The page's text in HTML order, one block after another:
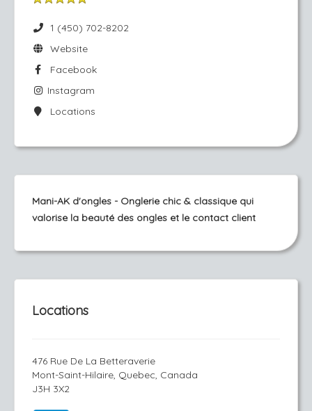
1 (450) 702-8202
Website
Facebook
Instagram
Locations
Mani-AK d'ongles - Onglerie chic & classique qui
valorise la beauté des ongles et le contact client
Locations
476 Rue De La Betteraverie
Mont-Saint-Hilaire, Quebec, Canada
J3H 3X2